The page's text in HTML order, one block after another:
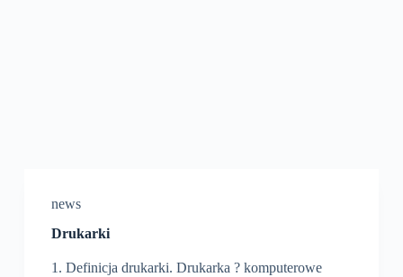
news
Drukarki
1. Definicja drukarki. Drukarka ? komputerowe